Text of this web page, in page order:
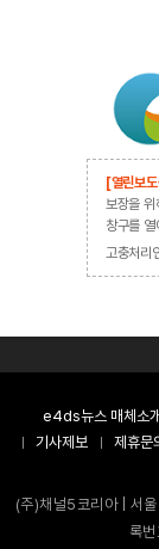
[열린보
보장을 위
창구를 열
고충처
e4ds뉴스 매체소개
기사제보
제휴문
(주)채널5코리아 | 서
록